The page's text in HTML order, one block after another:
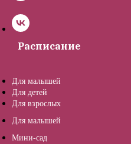
Расписание
Для малышей
Для детей
Для взрослых
Для малышей
Мини-сад